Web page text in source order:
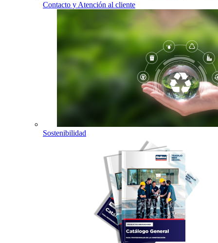
Contacto y Atención al cliente
Sostenibilidad